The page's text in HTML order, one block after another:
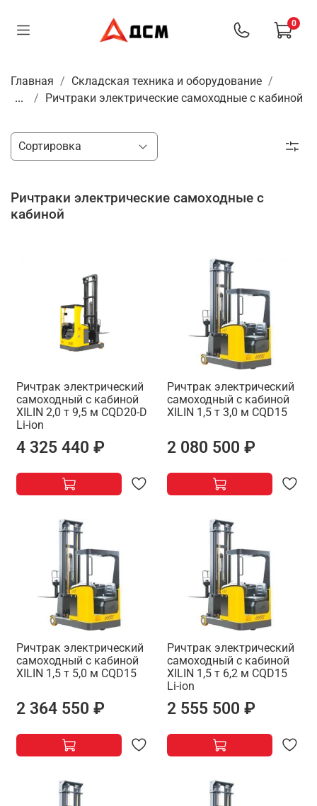
0
Главная
Складская техника и оборудование
...
Ричтраки электрические самоходные с кабиной
Ричтраки электрические самоходные с
кабиной
Ричтрак электрический
самоходный с кабиной
XILIN 2,0 т 9,5 м CQD20-D
Li-ion
4 325 440 ₽
Ричтрак электрический
самоходный с кабиной
XILIN 1,5 т 3,0 м CQD15
2 080 500 ₽
Ричтрак электрический
самоходный с кабиной
XILIN 1,5 т 5,0 м CQD15
2 364 550 ₽
Ричтрак электрический
самоходный с кабиной
XILIN 1,5 т 6,2 м CQD15
Li-ion
2 555 500 ₽